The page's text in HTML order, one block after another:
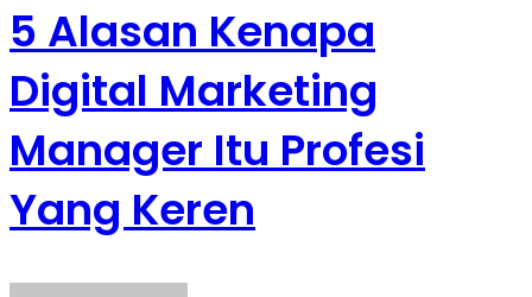
5 Alasan Kenapa
Digital Marketing
Manager Itu Profesi
Yang Keren